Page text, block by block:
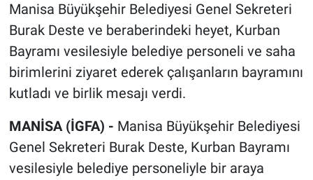
Manisa Büyükşehir Belediyesi Genel Sekreteri
Burak Deste ve beraberindeki heyet, Kurban
Bayramı vesilesiyle belediye personeli ve saha
birimlerini ziyaret ederek çalışanların bayramını
kutladı ve birlik mesajı verdi.
MANİSA (İGFA) - Manisa Büyükşehir Belediyesi
Genel Sekreteri Burak Deste, Kurban Bayramı
vesilesiyle belediye personeliyle bir araya